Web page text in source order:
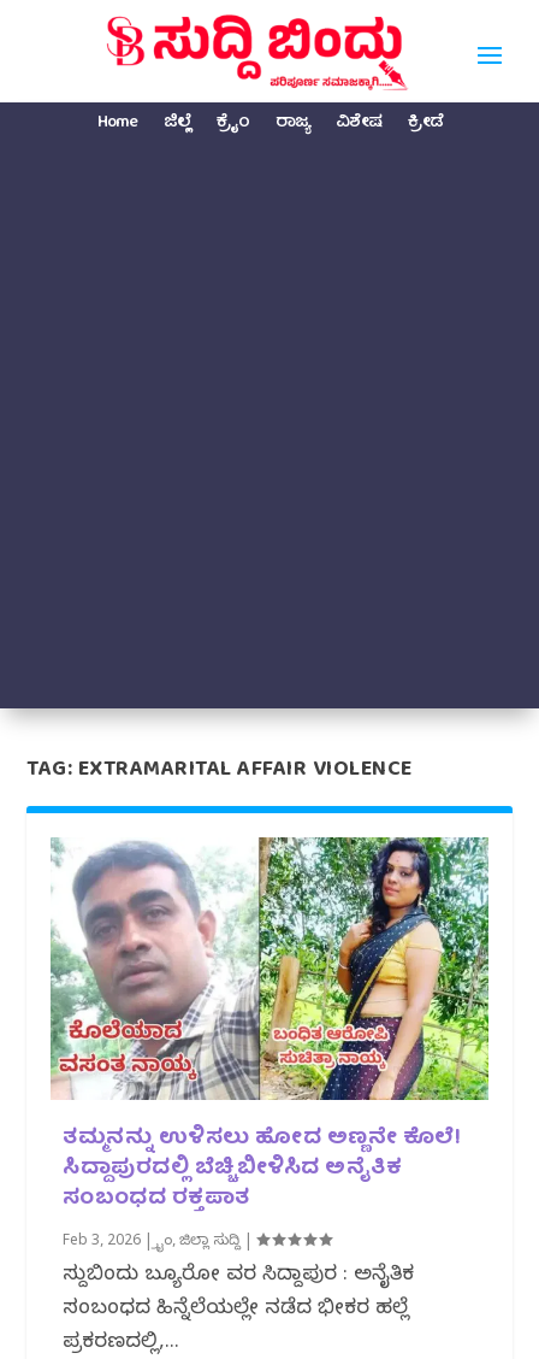
Home ಜಿಲ್ಲೆ ಕ್ರೈಂ ರಾಜ್ಯ ವಿಶೇಷ ಕ್ರೀಡೆ
TAG:EXTRAMARITAL AFFAIR VIOLENCE
ತಮ್ಮನನ್ನು ಉಳಿಸಲು ಹೋದ ಅಣ್ಣನೇ ಕೊಲೆ!
ಸಿದ್ದಾಪುರದಲ್ಲಿ ಬೆಚ್ಚಿಬೀಳಿಸಿದ ಅನೈತಿಕ
ಸಂಬಂಧದ ರಕ್ತಪಾತ
Feb 3, 2026 |ಕ್ರೈಂ,ಜಿಲ್ಲಾ ಸುದ್ದಿ |
ಸುದ್ದಿಬಿಂದು ಬ್ಯೂರೋ ವರದಿ ಸಿದ್ದಾಪುರ : ಅನೈತಿಕ
ಸಂಬಂಧದ ಹಿನ್ನೆಲೆಯಲ್ಲೇ ನಡೆದ ಭೀಕರ ಹಲ್ಲೆ
ಪ್ರಕರಣದಲ್ಲಿ,...